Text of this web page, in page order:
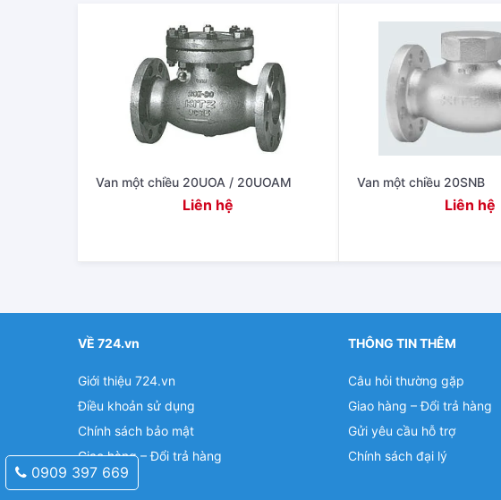
Van một chiều 20UOA / 20UOAM
Liên hệ
Van một chiều 20SNB
Liên hệ
VỀ 724.vn
Giới thiệu 724.vn
Điều khoản sử dụng
Chính sách bảo mật
Giao hàng – Đổi trả hàng
THÔNG TIN THÊM
Câu hỏi thường gặp
Giao hàng – Đổi trả hàng
Gửi yêu cầu hỗ trợ
Chính sách đại lý
0909 397 669